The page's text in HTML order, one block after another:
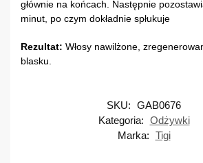
głównie na końcach. Następnie
minut, po czym dokładnie spłukuje
Rezultat: Włosy nawilżone,
blasku.
SKU: GAB0676
Kategoria: Odżywki
Marka: Tigi